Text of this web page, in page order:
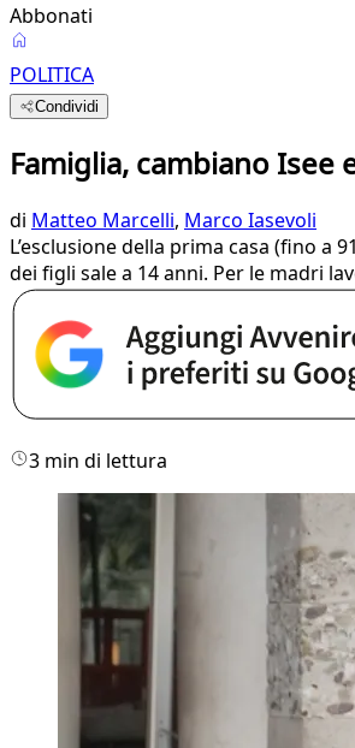
Abbonati
POLITICA
Condividi
Famiglia, cambiano Isee
di Matteo Marcelli, Marco Iasevoli
L’esclusione della prima casa (fino a
dei figli sale a 14 anni. Per le madri
3 min di lettura